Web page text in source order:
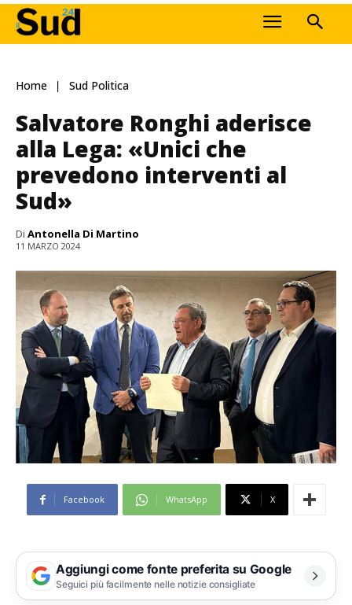
Home Sud Politica
Salvatore Ronghi aderisce
alla Lega: «Unici che
prevedono interventi al
Sud»
Di Antonella Di Martino
11 MARZO 2024
Facebook WhatsApp X
Aggiungi come fonte preferita su Google
Seguici più facilmente nelle notizie consigliate